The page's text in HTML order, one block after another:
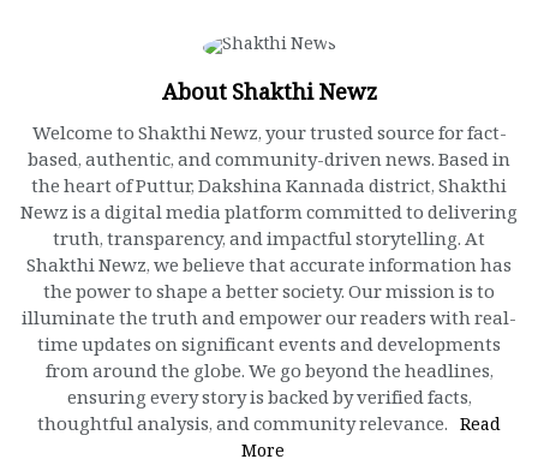
About Shakthi Newz
Welcome to Shakthi Newz, your trusted source for fact-
based, authentic, and community-driven news. Based in
the heart of Puttur, Dakshina Kannada district, Shakthi
Newz is a digital media platform committed to delivering
truth, transparency, and impactful storytelling. At
Shakthi Newz, we believe that accurate information has
the power to shape a better society. Our mission is to
illuminate the truth and empower our readers with real-
time updates on significant events and developments
from around the globe. We go beyond the headlines,
ensuring every story is backed by verified facts,
thoughtful analysis, and community relevance. Read
More